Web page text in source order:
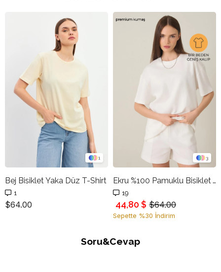
1
Bej Bisiklet Yaka Düz T-Shirt
1
$64.00
3
Ekru %100 Pamuklu Bisiklet Yaka Basic Kısa Kollu Oversize T-Shirt
19
$64.00
44,80 $
Sepette %30 İndirim
Soru&Cevap